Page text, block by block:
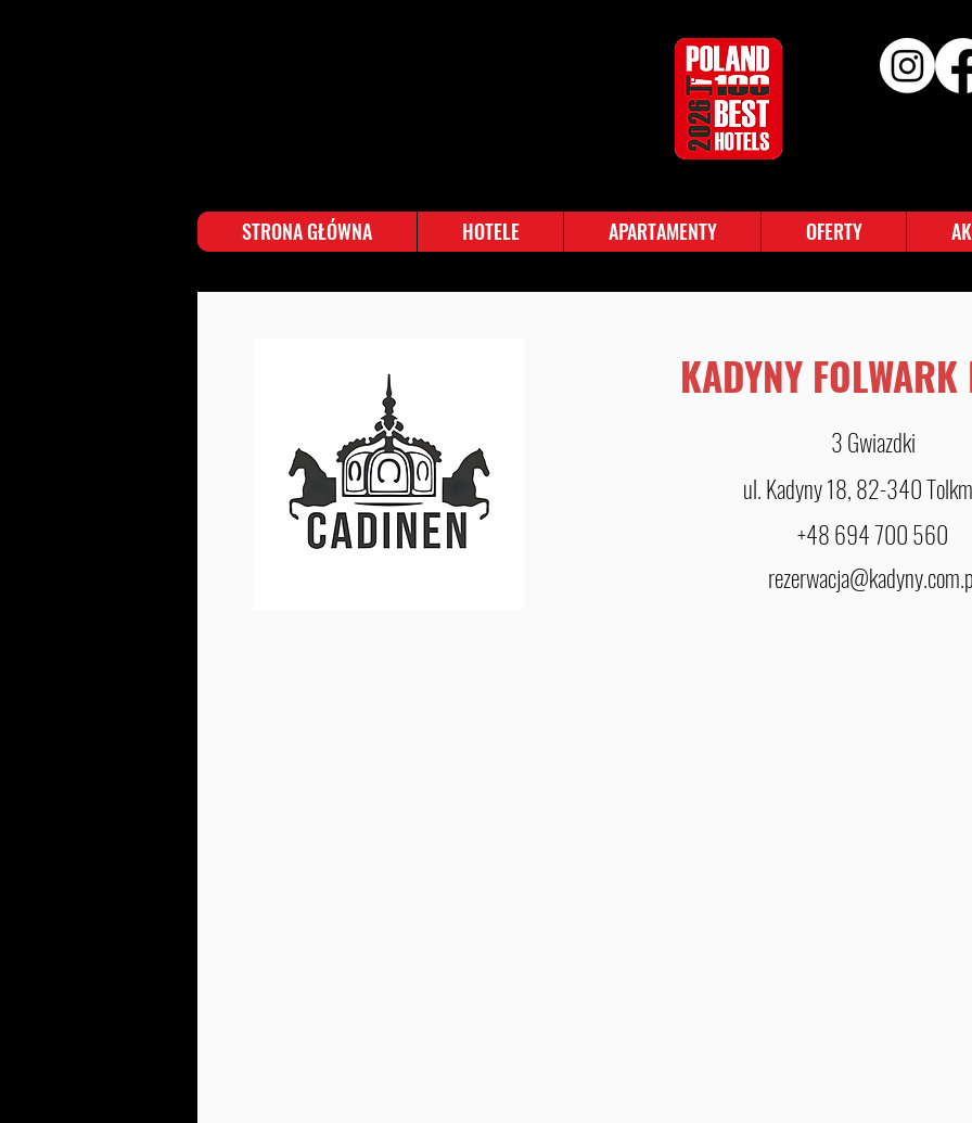
STRONA GŁÓWNA HOTELE APARTAMENTY OFERTY
KADYNY FOLWARK
3 Gwiazdki
ul. Kadyny 18, 82-340
+48 694 700 560